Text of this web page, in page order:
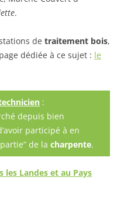
.
de traitement bois,
dédiée à ce sujet : le
:
depuis bien
participé à en
de la charpente.
les Landes et au Pays